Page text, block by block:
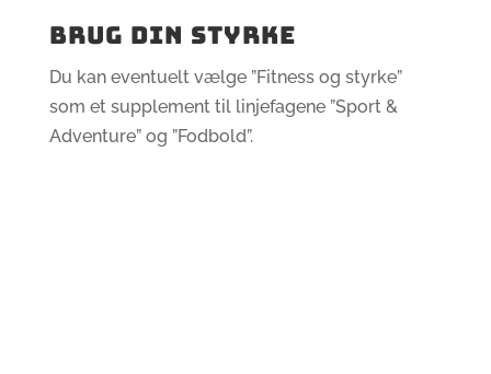
Brug din styrke
Du kan eventuelt vælge ”Fitness og styrke”
som et supplement til linjefagene ”Sport &
Adventure” og ”Fodbold”.